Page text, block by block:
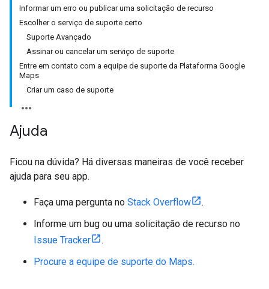
Informar um erro ou publicar uma solicitação de recurso
Escolher o serviço de suporte certo
Suporte Avançado
Assinar ou cancelar um serviço de suporte
Entre em contato com a equipe de suporte da Plataforma Google
Maps
Criar um caso de suporte
Ajuda
Ficou na dúvida? Há diversas maneiras de você receber
ajuda para seu app.
Faça uma pergunta no Stack Overflow
.
Informe um bug ou uma solicitação de recurso no
Issue Tracker
.
Procure a equipe de suporte do Maps.